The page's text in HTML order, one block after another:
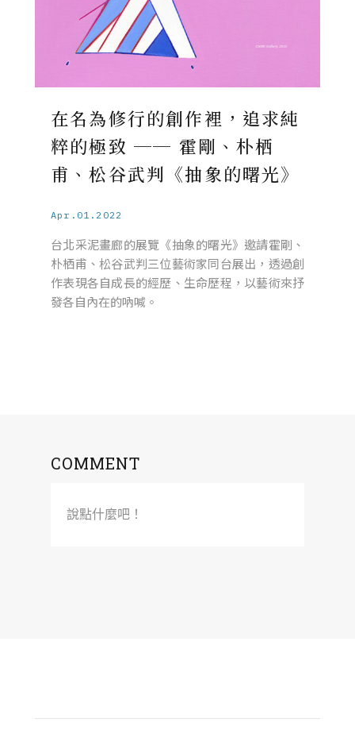
在名為修行的創作裡，追求純
粹的極致 ── 霍剛、朴栖
甫、松谷武判《抽象的曙光》
Apr.01.2022
台北采泥畫廊的展覽《抽象的曙光》邀請霍剛、
朴栖甫、松谷武判三位藝術家同台展出，透過創
作表現各自成長的經歷、生命歷程，以藝術來抒
發各自內在的吶喊。
COMMENT
說點什麼吧！